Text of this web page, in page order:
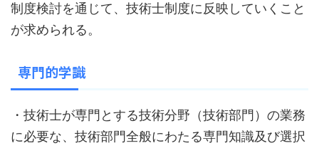
制度検討を通じて、技術士制度に反映していくこと
が求められる。
専門的学識
・技術士が専門とする技術分野（技術部門）の業務
に必要な、技術部門全般にわたる専門知識及び選択